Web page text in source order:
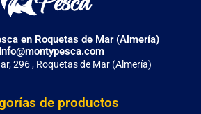
en Roquetas de Mar (Almería)
296 , Roquetas de Mar (Almería)
de productos